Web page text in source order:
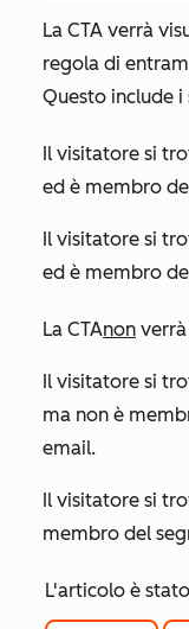
La CTA verrà
regola di
Questo include
Il visitatore si
ed è membro
Il visitatore si
ed è membro
La CTAnon
Il visitatore si
ma non è
email.
Il visitatore si
membro del
L'articolo è